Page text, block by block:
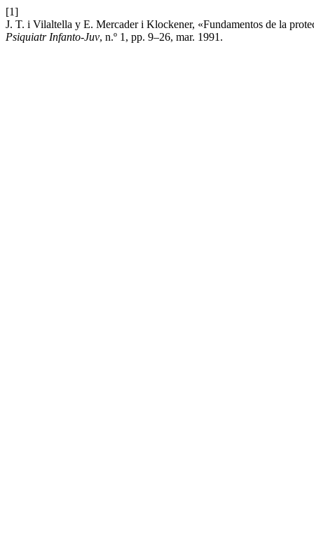
[1]
J. T. i Vilaltella y E. Mercader i Klockener, «Fundamentos de la
Psiquiatr Infanto-Juv, n.º 1, pp. 9–26, mar. 1991.